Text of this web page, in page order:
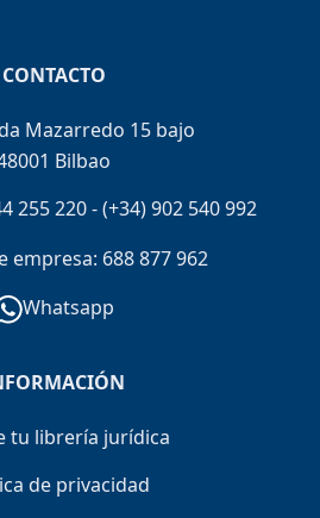
CONTACTO
Mazarredo 15 bajo
Bilbao
255 220-(+34) 902 540 992
empresa: 688 877 962
Whatsapp
tu librería jurídica
de privacidad